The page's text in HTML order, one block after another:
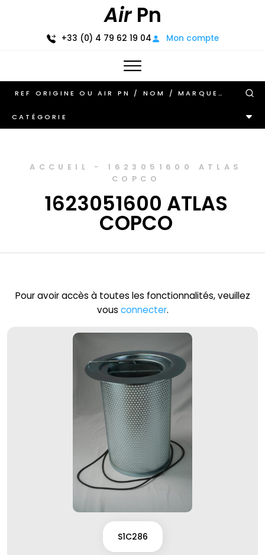
AirPn
+33 (0) 4 79 62 19 04 Mon compte
CATÉGORIE
ACCUEIL - 1623051600 ATLAS
COPCO
1623051600 ATLAS
COPCO
Pour avoir accès à toutes les fonctionnalités, veuillez
vous connecter.
S1C286